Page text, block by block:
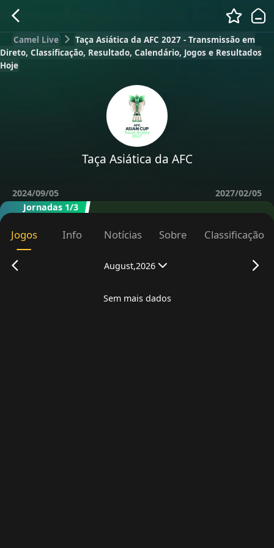
Camel Live
Taça Asiática da AFC 2027 - Transmissão em
Direto, Classificação, Resultado, Calendário, Jogos e Resultados
Hoje
Taça Asiática da AFC
2024/09/05
2027/02/05
Jornadas 1/3
Jogos Info Notícias Sobre Classificação
August,2026
Sem mais dados